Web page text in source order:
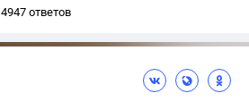
4947 ответов